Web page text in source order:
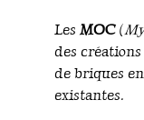
Les MOC (
des
de briques
existantes.